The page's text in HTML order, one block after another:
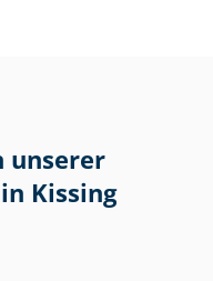
unserer
Kissing